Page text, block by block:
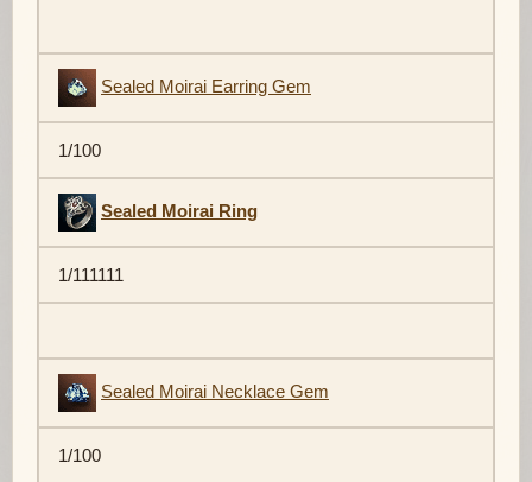
Sealed Moirai Earring Gem
1/100
Sealed Moirai Ring
1/111111
Sealed Moirai Necklace Gem
1/100